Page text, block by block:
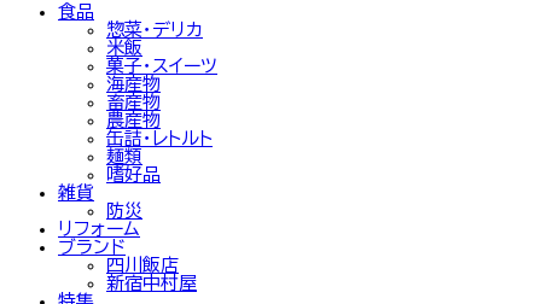
食品
惣菜・デリカ
米飯
菓子・スイーツ
海産物
畜産物
農産物
缶詰・レトルト
麺類
嗜好品
雑貨
防災
リフォーム
ブランド
四川飯店
新宿中村屋